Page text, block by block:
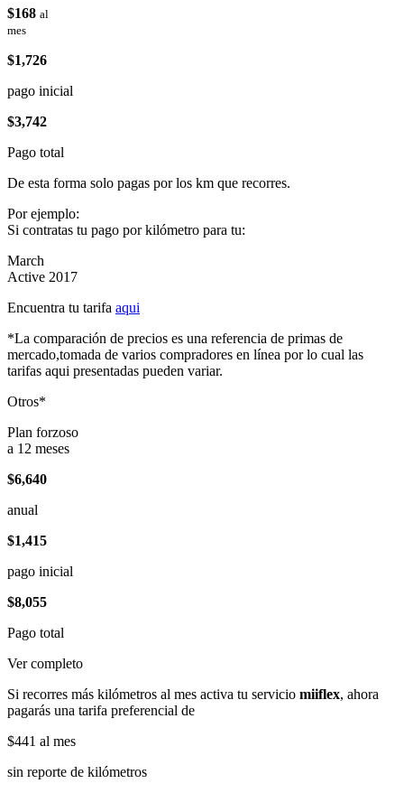
$168 al
mes
$1,726
pago inicial
$3,742
Pago total
De esta forma solo pagas por los km que recorres.
Por ejemplo:
Si contratas tu pago por kilómetro para tu:
March
Active 2017
Encuentra tu tarifa aqui
*La comparación de precios es una referencia de primas de
mercado,tomada de varios compradores en línea por lo cual las
tarifas aqui presentadas pueden variar.
Otros*
Plan forzoso
a 12 meses
$6,640
anual
$1,415
pago inicial
$8,055
Pago total
Ver completo
Si recorres más kilómetros al mes activa tu servicio miiflex, ahora
pagarás una tarifa preferencial de
$441 al mes
sin reporte de kilómetros